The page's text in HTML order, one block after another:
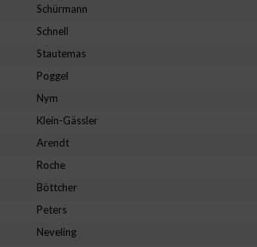
Schürmann
Schnell
Stautemas
Poggel
Nym
Klein-Gässler
Arendt
Roche
Böttcher
Peters
Neveling